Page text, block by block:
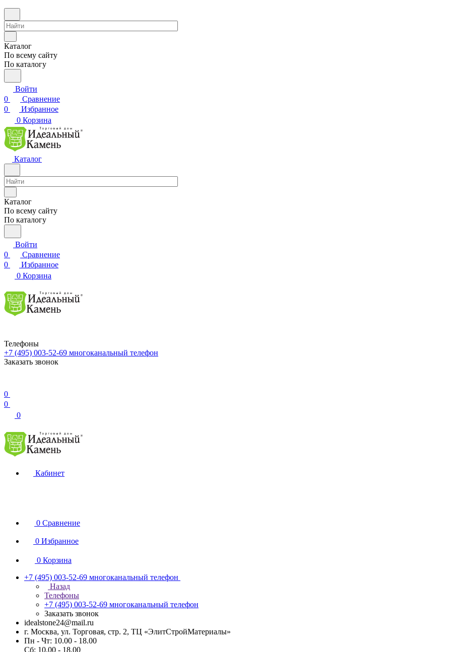
Каталог
По всему сайту
По каталогу
Войти
0
Сравнение
0
Избранное
0 Корзина
Каталог
Каталог
По всему сайту
По каталогу
Войти
0
Сравнение
0
Избранное
0 Корзина
Телефоны
+7 (495) 003-52-69 многоканальный телефон
Заказать звонок
0
0
0
Кабинет
0 Сравнение
0 Избранное
0 Корзина
+7 (495) 003-52-69 многоканальный телефон
Назад
Телефоны
+7 (495) 003-52-69 многоканальный телефон
Заказать звонок
idealstone24@mail.ru
г. Москва, ул. Торговая, стр. 2, ТЦ «ЭлитСтройМатериалы»
Пн - Чт: 10.00 - 18.00
Сб: 10.00 - 18.00